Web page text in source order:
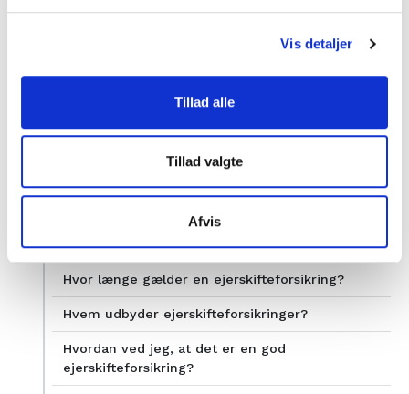
Vis detaljer
Tillad alle
Tillad valgte
Afvis
Dækker ejerskifteforsikringen kloak?
Dækker ejerskifteforsikring forurening?
Ejerskifteforsikring og selvbyg
Ejerskifteforsikring og fugtskader
Hvor længe gælder en ejerskifteforsikring?
Hvem udbyder ejerskifteforsikringer?
Hvordan ved jeg, at det er en god
ejerskifteforsikring?